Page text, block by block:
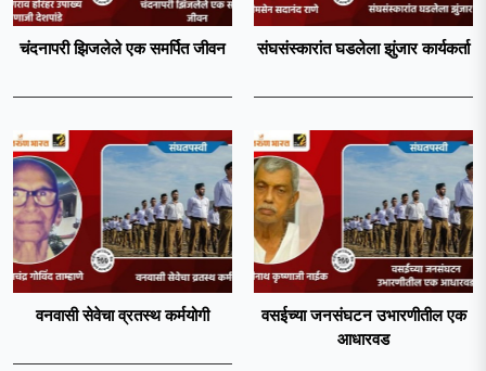
चंदनापरी झिजलेले एक समर्पित जीवन संघसंस्कारांत घडलेला झुंजार कार्यकर्ता
वनवासी सेवेचा व्रतस्थ कर्मयोगी
वसईच्या जनसंघटन उभारणीतील एक
आधारवड